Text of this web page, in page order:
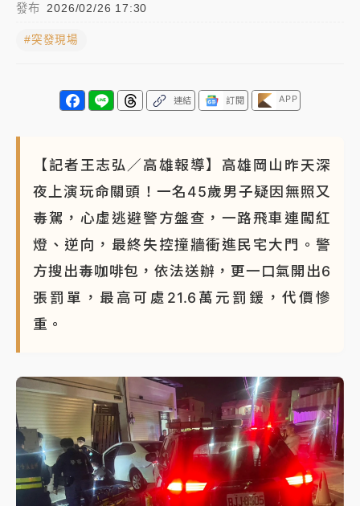
面手法 郭台銘、蔡英文成關鍵
蔻蔡玉真開撕爆料
蔣萬安的建中同學！47歲法律學霸戰桃園 公開上任首
要3件事
發布 2026/02/26 17:30
#突發現場
連結 訂閱 APP
【記者王志弘／高雄報導】高雄岡山昨天深
夜上演玩命關頭！一名45歲男子疑因無照又
毒駕，心虛逃避警方盤查，一路飛車連闖紅
燈、逆向，最終失控撞牆衝進民宅大門。警
方搜出毒咖啡包，依法送辦，更一口氣開出6
張罰單，最高可處21.6萬元罰鍰，代價慘
重。